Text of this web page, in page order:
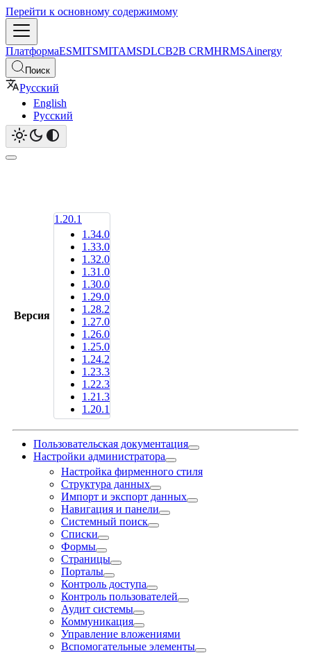
Перейти к основному содержимому
ПлатформаESMITSMITAMSDLCB2B CRMHRMSAinergy
Поиск
Русский
English
Русский
Версия
1.20.1
1.34.0
1.33.0
1.32.0
1.31.0
1.30.0
1.29.0
1.28.2
1.27.0
1.26.0
1.25.0
1.24.2
1.23.3
1.22.3
1.21.3
1.20.1
Пользовательская документация
Настройки администратора
Настройка фирменного стиля
Структура данных
Импорт и экспорт данных
Навигация и панели
Системный поиск
Списки
Формы
Страницы
Порталы
Контроль доступа
Контроль пользователей
Аудит системы
Коммуникация
Управление вложениями
Вспомогательные элементы